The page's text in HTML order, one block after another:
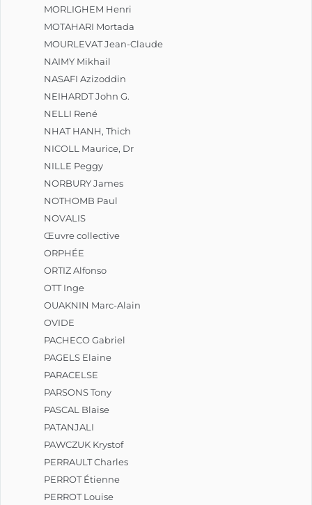
MORLIGHEM Henri
MOTAHARI Mortada
MOURLEVAT Jean-Claude
NAIMY Mikhail
NASAFI Azizoddin
NEIHARDT John G.
NELLI René
NHAT HANH, Thich
NICOLL Maurice, Dr
NILLE Peggy
NORBURY James
NOTHOMB Paul
NOVALIS
Œuvre collective
ORPHÉE
ORTIZ Alfonso
OTT Inge
OUAKNIN Marc-Alain
OVIDE
PACHECO Gabriel
PAGELS Elaine
PARACELSE
PARSONS Tony
PASCAL Blaise
PATANJALI
PAWCZUK Krystof
PERRAULT Charles
PERROT Étienne
PERROT Louise